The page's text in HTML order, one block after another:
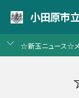
小田原市
☆新玉ニュース☆